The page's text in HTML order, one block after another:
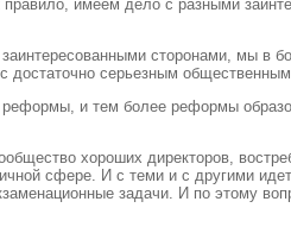
имеем дело с разными
сторонами, мы
достаточно серьезным
и тем более реформы
хороших директоров,
сфере. И с теми и с другими
задачи. И по этому